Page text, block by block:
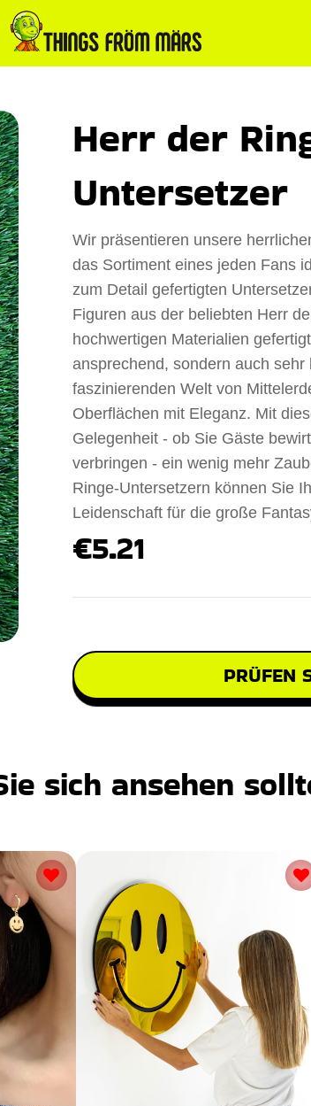
Herr der
Untersetzer
Wir präsentieren unsere
das Sortiment eines jeden Fans
zum Detail gefertigten
Figuren aus der beliebten Herr
hochwertigen Materialien
ansprechend, sondern auch
faszinierenden Welt von
Oberflächen mit Eleganz. Mit
Gelegenheit - ob Sie Gäste
verbringen - ein wenig mehr
Ringe-Untersetzern können Sie
Leidenschaft für die große
€5.21
PRÜFEN
sich ansehen